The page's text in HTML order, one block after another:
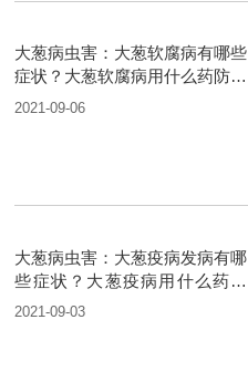
大葱病虫害：大葱软腐病有哪些
症状？大葱软腐病用什么药防治
好？
2021-09-06
大葱病虫害：大葱疫病发病有哪
些症状？大葱疫病用什么药防
治？
2021-09-03